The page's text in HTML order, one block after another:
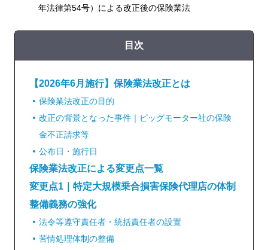
年法律第54号）による改正後の保険業法
目次
【2026年6月施行】保険業法改正とは
保険業法改正の目的
改正の背景となった事件｜ビッグモーター社の保険
金不正請求等
公布日・施行日
保険業法改正による変更点一覧
変更点1｜特定大規模乗合損害保険代理店の体制
整備義務の強化
法令等遵守責任者・統括責任者の設置
苦情処理体制の整備